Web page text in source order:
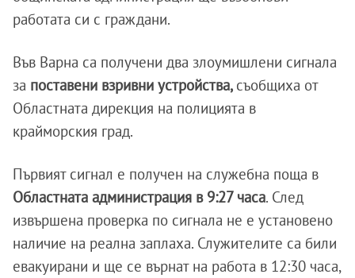
работата си с граждани.
Във Варна са получени два злоумишлени сигнала
за поставени взривни устройства, съобщиха от
Областната дирекция на полицията в
крайморския град.
Първият сигнал е получен на служебна поща в
Областната администрация в 9:27 часа. След
извършена проверка по сигнала не е установено
наличие на реална заплаха. Служителите са били
евакуирани и ще се върнат на работа в 12:30 часа,